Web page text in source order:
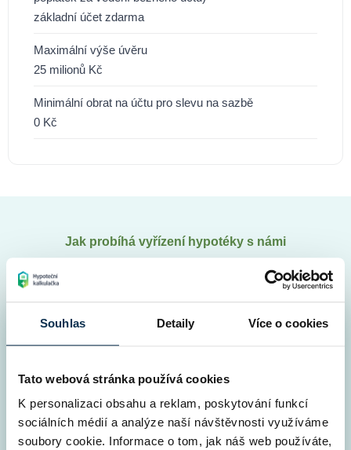
Souhlas Detaily Více o cookies
Tato webová stránka používá cookies
K personalizaci obsahu a reklam, poskytování funkcí
sociálních médií a analýze naší návštěvnosti využíváme
soubory cookie. Informace o tom, jak náš web používáte,
základní účet zdarma
Maximální výše úvěru
25 milionů Kč
Minimální obrat na účtu pro slevu na sazbě
0 Kč
Jak probíhá vyřízení hypotéky s námi
Peníze máte na účtu velice rychle
1 Srovnání všech hypoték v ČR
Vyplňte nám co nejvíce informací, zpřesníte si tak
nabídku a získáte lepší podmínky. Přidělíme vám též
online hypotečního specialistu, který vám bude k